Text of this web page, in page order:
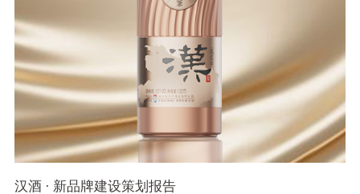
汉酒 · 新品牌建设策划报告